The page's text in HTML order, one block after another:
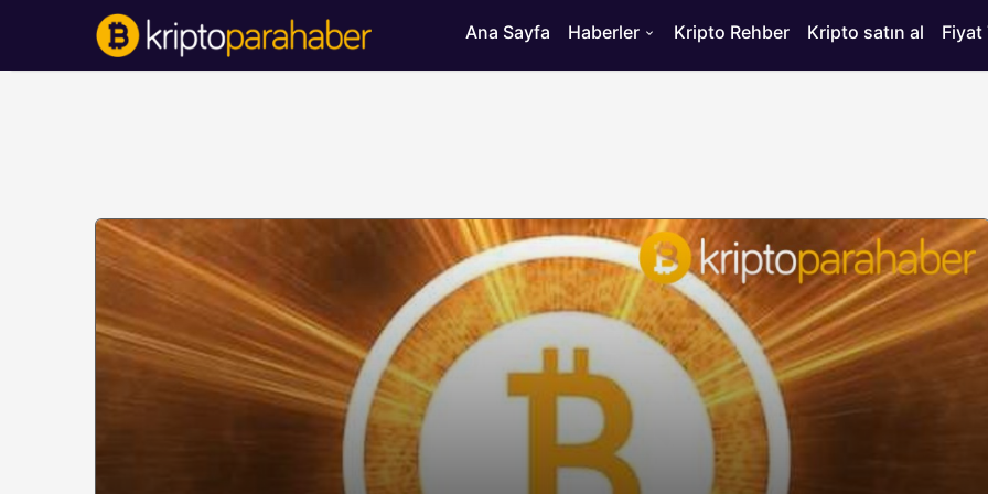
Ana Sayfa Haberler Kripto Rehber Kripto satın al Fiyat
BITCOIN HABERLERI HABERLER